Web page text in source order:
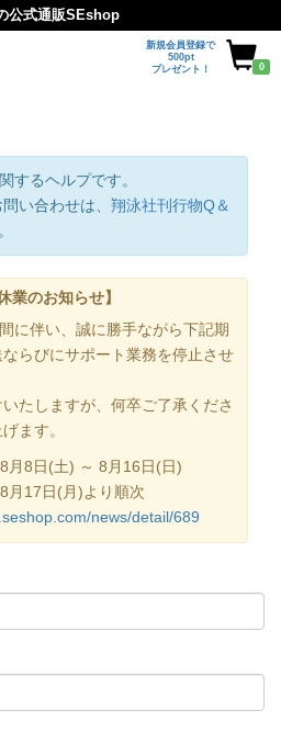
公式通販SEshop
新規会員登録で
500pt
プレゼント！
0
するヘルプです。
い合わせは、 翔泳社刊行物Q＆
業のお知らせ】
に伴い、誠に勝手ながら下記期
らびにサポート業務を停止させ
たしますが、何卒ご了承くださ
ます。
8日(土) ～ 8月16日(日)
17日(月)より順次
news/detail/689